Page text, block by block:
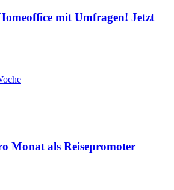
mit Umfragen! Jetzt
Monat als Reisepromoter